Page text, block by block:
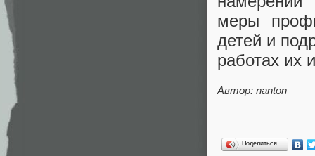
меры
детей и
работах их
Автор: nanton
Поделиться…